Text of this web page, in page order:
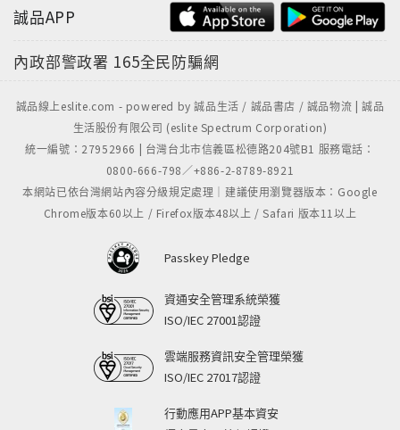
誠品APP
內政部警政署 165全民防騙網
誠品線上eslite.com - powered by 誠品生活 / 誠品書店 / 誠品物流 | 誠品
生活股份有限公司 (eslite Spectrum Corporation)
統一編號：27952966 | 台灣台北市信義區松德路204號B1 服務電話：
0800-666-798／+886-2-8789-8921
本網站已依台灣網站內容分級規定處理｜建議使用瀏覽器版本：Google
Chrome版本60以上 / Firefox版本48以上 / Safari 版本11以上
Passkey Pledge
資通安全管理系統榮獲
ISO/IEC 27001認證
雲端服務資訊安全管理榮獲
ISO/IEC 27017認證
行動應用APP基本資安